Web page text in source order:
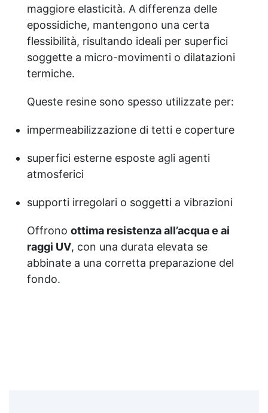
e può essere ripristinata con una mano
di prodotto anche dopo un anno.
maggiore elasticità. A differenza delle
epossidiche, mantengono una certa
flessibilità, risultando ideali per superfici
soggette a micro-movimenti o dilatazioni
termiche.
Queste resine sono spesso utilizzate per:
impermeabilizzazione di tetti e coperture
superfici esterne esposte agli agenti
atmosferici
supporti irregolari o soggetti a vibrazioni
Offrono ottima resistenza all’acqua e ai
raggi UV, con una durata elevata se
abbinate a una corretta preparazione del
fondo.